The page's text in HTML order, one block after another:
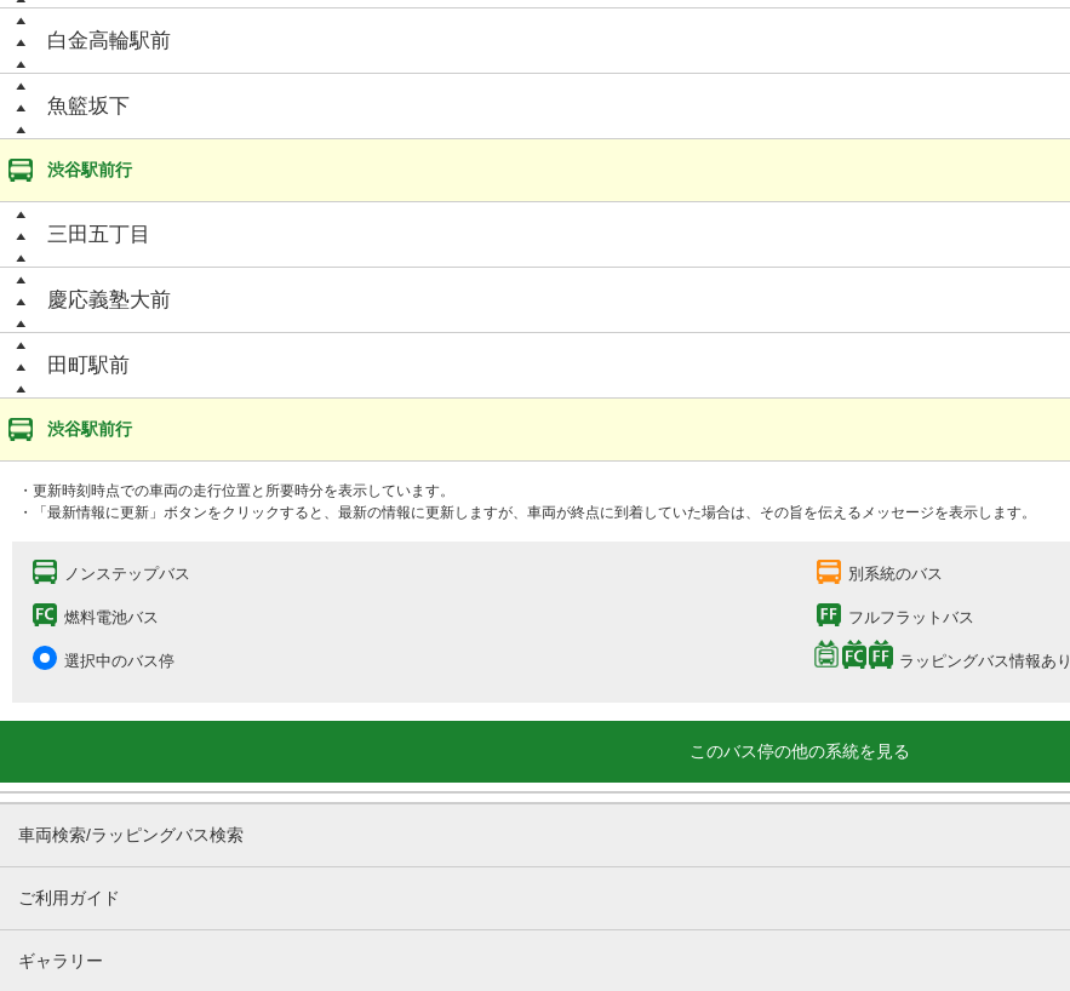
白金高輪駅前
魚籃坂下
渋谷駅前行
三田五丁目
慶応義塾大前
田町駅前
渋谷駅前行
・更新時刻時点での車両の走行位置と所要時分を表示しています。
・「最新情報に更新」ボタンをクリックすると、最新の情報に更新しますが、車両が終点に到着していた場合は、その旨を伝えるメッセージを表示します。
ノンステップバス 別系統のバス
燃料電池バス フルフラットバス
選択中のバス停 ラッピングバス情報あり
このバス停の他の系統を見る
車両検索/ラッピングバス検索
ご利用ガイド
ギャラリー